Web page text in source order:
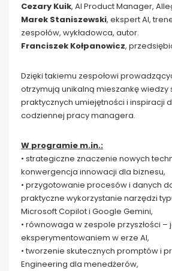
Cezary Kuik, AI Product Manager,
Marek Staniszewski, ekspert AI,
zespołów, wykładowca, autor.
Franciszek Kołpanowicz,
Dzięki takiemu zespołowi
otrzymują unikalną mieszankę wiedzy
praktycznych umiejętności i inspiracji
codziennej pracy managera.
W programie m.in.:
• strategiczne znaczenie nowych
konwergencja innowacji dla biznesu,
• przygotowanie procesów i danych
praktyczne wykorzystanie narzędzi
Microsoft Copilot i Google Gemini,
• równowaga w zespole przyszłości –
eksperymentowaniem w erze AI,
• tworzenie skutecznych promptów i
Engineering dla menedżerów,